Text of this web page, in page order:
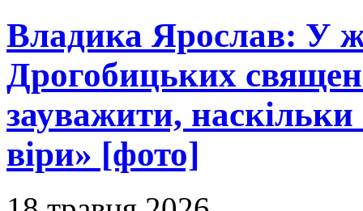
Владика Ярослав: У
Дрогобицьких
зауважити,
віри» [фото]